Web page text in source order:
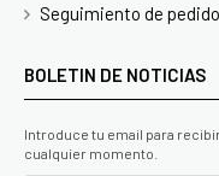
Seguimiento de
BOLETIN DE NOTICIAS
Introduce tu email para
cualquier momento.